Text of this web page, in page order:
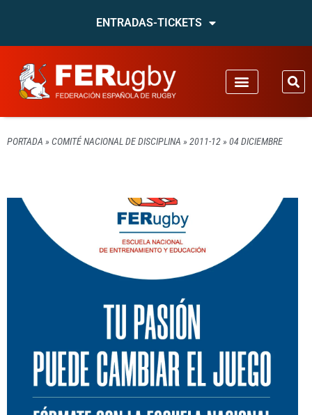
ENTRADAS-TICKETS
PORTADA » COMITÉ NACIONAL DE DISCIPLINA » 2011-12» 04 DICIEMBRE